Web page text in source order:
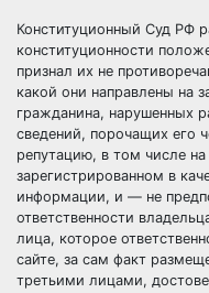
Конституционный Суд РФ
конституционности
признал их не
какой они направлены на
гражданина, нарушенных
сведений, порочащих его
репутацию, в том числе на
зарегистрированном в
информации, и — не
ответственности
лица, которое
сайте, за сам факт
третьими лицами,